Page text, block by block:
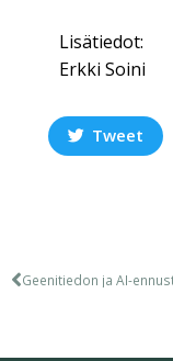
Lisätiedot:
Erkki Soini
Tweet